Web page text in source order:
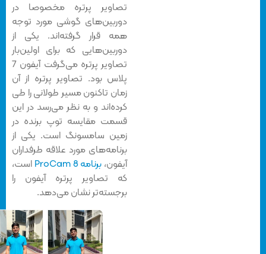
تصاویر پرتره مخصوصا در
دوربین‌های گوشی مورد توجه
همه قرار گرفته‌اند. یکی از
دوربین‌هایی که برای اولین‌بار
تصاویر پرتره می‌گرفت آیفون 7
پلاس بود. تصاویر پرتره از آن
زمان تاکنون مسیر طولانی را طی
کرده‌اند و به نظر می‌رسد در این
قسمت مقایسه توپ برنده در
زمین سامسونگ است. یکی از
برنامه‌های مورد علاقه طرفداران
آیفون،برنامه ProCam 8
است،
که تصاویر پرتره آیفون را
برجسته‌تر نشان می‌دهد.